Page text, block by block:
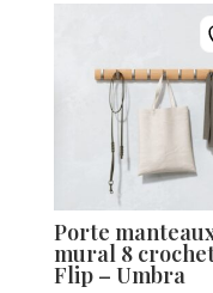
Porte
mural 8
Flip – Umbra